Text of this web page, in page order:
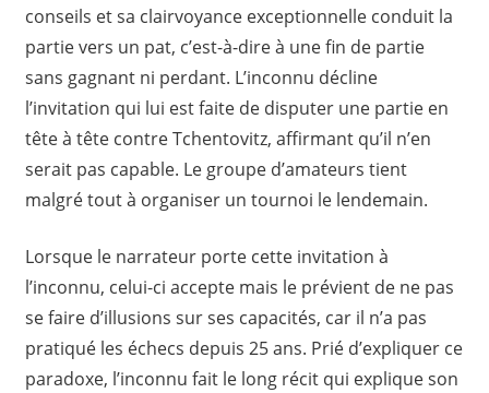
conseils et sa clairvoyance exceptionnelle conduit la
partie vers un pat, c’est-à-dire à une fin de partie
sans gagnant ni perdant. L’inconnu décline
l’invitation qui lui est faite de disputer une partie en
tête à tête contre Tchentovitz, affirmant qu’il n’en
serait pas capable. Le groupe d’amateurs tient
malgré tout à organiser un tournoi le lendemain.
Lorsque le narrateur porte cette invitation à
l’inconnu, celui-ci accepte mais le prévient de ne pas
se faire d’illusions sur ses capacités, car il n’a pas
pratiqué les échecs depuis 25 ans. Prié d’expliquer ce
paradoxe, l’inconnu fait le long récit qui explique son